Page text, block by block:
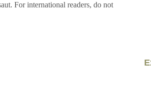
For international readers, do not